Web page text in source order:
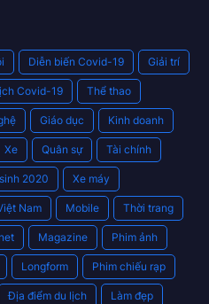
Diễn biến Covid-19 Giải trí
Covid-19 Thể thao
Giáo dục Kinh doanh
Xe Quân sự Tài chính
2020 Xe máy
Nam Mobile Thời trang
Magazine Phim ảnh
Longform Phim chiếu rạp
Địa điểm du lịch Làm đẹp